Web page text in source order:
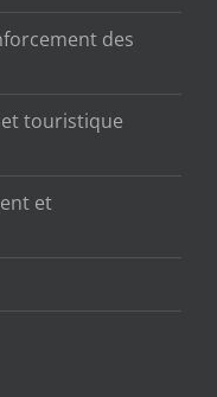
des
touristique
et